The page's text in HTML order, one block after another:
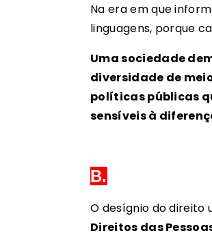
Na era em que
linguagens, porque
Uma sociedade
diversidade de
políticas públicas
sensíveis à
B.
O desígnio do direito
Direitos das